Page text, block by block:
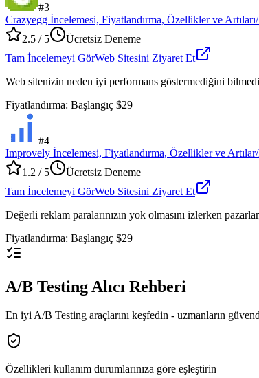
#3
Crazyegg İncelemesi, Fiyatlandırma, Özellikler ve
2.5 / 5
Ücretsiz Deneme
Tam İncelemeyi GörWeb Sitesini Ziyaret Et
Web sitenizin neden iyi performans göstermediğini
Fiyatlandırma: Başlangıç $29
#4
Improvely İncelemesi, Fiyatlandırma, Özellikler ve
1.2 / 5
Ücretsiz Deneme
Tam İncelemeyi GörWeb Sitesini Ziyaret Et
Değerli reklam paralarınızın yok olmasını izlerken
Fiyatlandırma: Başlangıç $29
A/B Testing Alıcı Rehberi
En iyi A/B Testing araçlarını keşfedin - uzmanların
Özellikleri kullanım durumlarınıza göre eşleştirin